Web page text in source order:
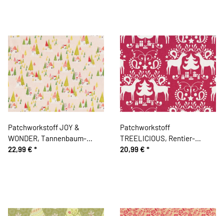
Patchworkstoff JOY &
WONDER, Tannenbaum-
Häuschen, hautfarben, Cori
22,99 € *
Patchworkstoff
TREELICIOUS, Rentier-
Ornament, pastellrot-weiß
20,99 € *